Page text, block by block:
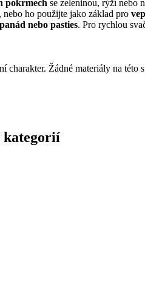
pokrmech se zeleninou, rýží nebo
nebo ho použijte jako základ pro
nebo pasties. Pro rychlou
charakter. Žádné materiály na
kategorií